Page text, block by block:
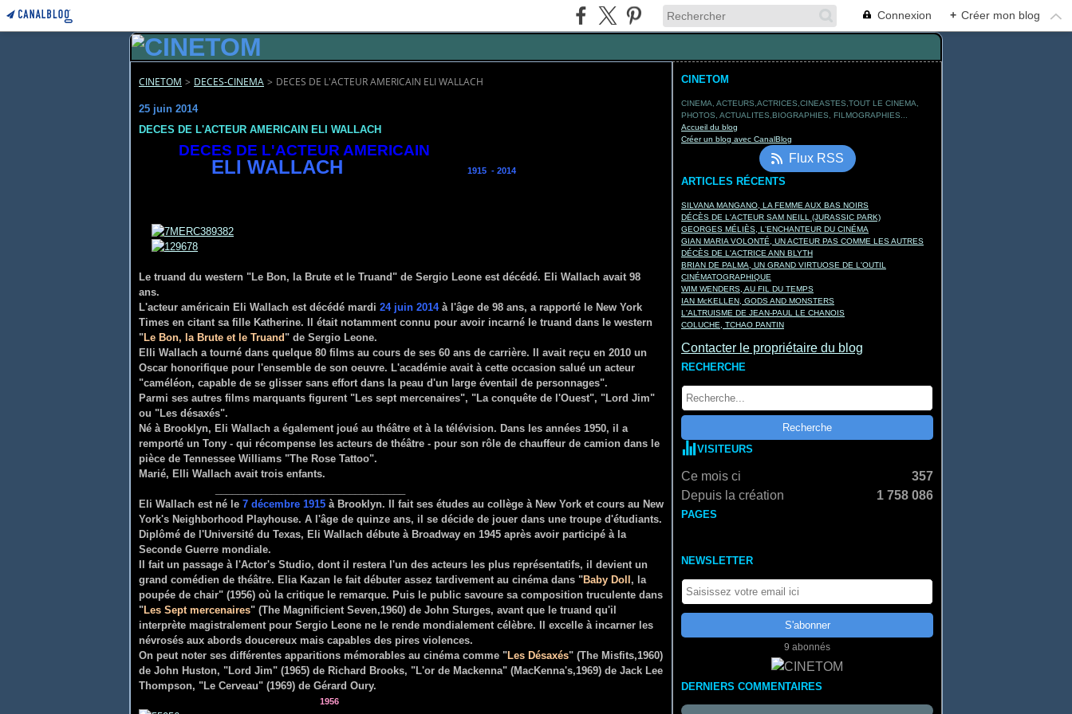
Connexion + Créer mon blog
CINETOM > DECES-CINEMA > DECES DE L'ACTEUR AMERICAIN ELI WALLACH
25 juin 2014
DECES DE L'ACTEUR AMERICAIN ELI WALLACH
DECES DE L'ACTEUR AMERICAIN
ELI WALLACH 1915 - 2014
Le truand du western "Le Bon, la Brute et le Truand" de Sergio Leone est décédé. Eli Wallach avait 98
ans.
L'acteur américain Eli Wallach est décédé mardi 24 juin 2014à l'âge de 98 ans, a rapporté le New York
Times en citant sa fille Katherine. Il était notamment connu pour avoir incarné le truand dans le western
"Le Bon, la Brute et le Truand " de Sergio Leone.
Elli Wallach a tourné dans quelque 80 films au cours de ses 60 ans de carrière. Il avait reçu en 2010 un
Oscar honorifique pour l'ensemble de son oeuvre. L'académie avait à cette occasion salué un acteur
"caméléon, capable de se glisser sans effort dans la peau d'un large éventail de personnages".
Parmi ses autres films marquants figurent "Les sept mercenaires", "La conquête de l'Ouest", "Lord Jim"
ou "Les désaxés".
Né à Brooklyn, Eli Wallach a également joué au théâtre et à la télévision. Dans les années 1950, il a
remporté un Tony - qui récompense les acteurs de théâtre - pour son rôle de chauffeur de camion dans le
pièce de Tennessee Williams "The Rose Tattoo".
Marié, Elli Wallach avait trois enfants.
Eli Wallach est né le 7 décembre 1915 à Brooklyn. Il fait ses études au collège à New York et cours au New
York's Neighborhood Playhouse. A l'âge de quinze ans, il se décide de jouer dans une troupe d'étudiants.
Diplômé de l'Université du Texas, Eli Wallach débute à Broadway en 1945 après avoir participé à la
Seconde Guerre mondiale.
Il fait un passage à l'Actor's Studio, dont il restera l'un des acteurs les plus représentatifs, il devient un
grand comédien de théâtre. Elia Kazan le fait débuter assez tardivement au cinéma dans "Baby Doll , la
poupée de chair" (1956) où la critique le remarque. Puis le public savoure sa composition truculente dans
"Les Sept mercenaires" (The Magnificient Seven,1960) de John Sturges, avant que le truand qu'il
interprète magistralement pour Sergio Leone ne le rende mondialement célèbre. Il excelle à incarner les
névrosés aux abords doucereux mais capables des pires violences.
On peut noter ses différentes apparitions mémorables au cinéma comme "Les Désaxés" (The Misfits,1960)
de John Huston, "Lord Jim" (1965) de Richard Brooks, "L'or de Mackenna" (MacKenna's,1969) de Jack Lee
Thompson, "Le Cerveau" (1969) de Gérard Oury.
1956
CINETOM
CINEMA, ACTEURS,ACTRICES,CINEASTES,TOUT LE CINEMA,
PHOTOS, ACTUALITES,BIOGRAPHIES, FILMOGRAPHIES...
Accueil du blog
Créer un blog avec CanalBlog
Flux RSS
ARTICLES RÉCENTS
SILVANA MANGANO, LA FEMME AUX BAS NOIRS
DÉCÈS DE L'ACTEUR SAM NEILL (JURASSIC PARK)
GEORGES MÉLIÈS, L'ENCHANTEUR DU CINÉMA
GIAN MARIA VOLONTÉ, UN ACTEUR PAS COMME LES AUTRES
DÉCÈS DE L'ACTRICE ANN BLYTH
BRIAN DE PALMA, UN GRAND VIRTUOSE DE L'OUTIL
CINÉMATOGRAPHIQUE
WIM WENDERS, AU FIL DU TEMPS
IAN McKELLEN, GODS AND MONSTERS
L'ALTRUISME DE JEAN-PAUL LE CHANOIS
COLUCHE, TCHAO PANTIN
Contacter le propriétaire du blog
RECHERCHE
VISITEURS
Ce mois ci
357
Depuis la création
1 758 086
PAGES
NEWSLETTER
9 abonnés
DERNIERS COMMENTAIRES